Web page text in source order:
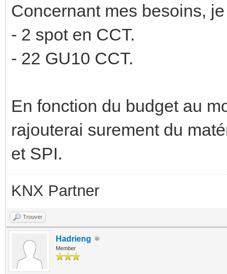
Concernant mes besoins,
- 2 spot en CCT.
- 22 GU10 CCT.
En fonction du budget au
rajouterai surement du
et SPI.
KNX Partner
Trouver
Hadrieng
Member